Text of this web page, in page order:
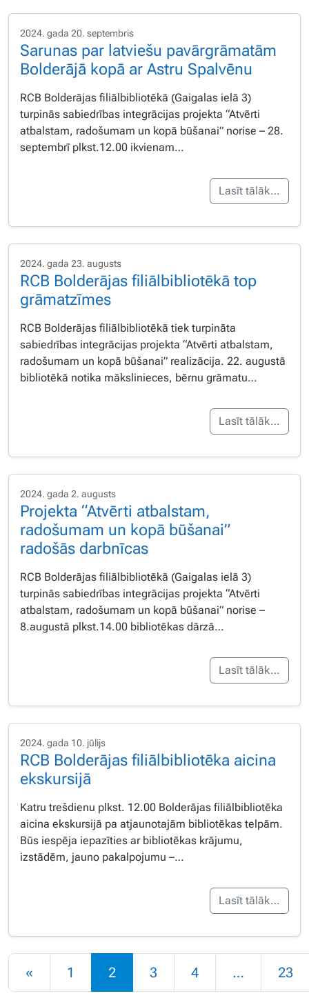
2024. gada 20. septembris
Sarunas par latviešu pavārgrāmatām
Bolderājā kopā ar Astru Spalvēnu
RCB Bolderājas filiālbibliotēkā (Gaigalas ielā 3)
turpinās sabiedrības integrācijas projekta “Atvērti
atbalstam, radošumam un kopā būšanai” norise – 28.
septembrī plkst.12.00 ikvienam…
Lasīt tālāk…
2024. gada 23. augusts
RCB Bolderājas filiālbibliotēkā top
grāmatzīmes
RCB Bolderājas filiālbibliotēkā tiek turpināta
sabiedrības integrācijas projekta “Atvērti atbalstam,
radošumam un kopā būšanai” realizācija. 22. augustā
bibliotēkā notika mākslinieces, bērnu grāmatu…
Lasīt tālāk…
2024. gada 2. augusts
Projekta “Atvērti atbalstam,
radošumam un kopā būšanai”
radošās darbnīcas
RCB Bolderājas filiālbibliotēkā (Gaigalas ielā 3)
turpinās sabiedrības integrācijas projekta “Atvērti
atbalstam, radošumam un kopā būšanai” norise –
8.augustā plkst.14.00 bibliotēkas dārzā…
Lasīt tālāk…
2024. gada 10. jūlijs
RCB Bolderājas filiālbibliotēka aicina
ekskursijā
Katru trešdienu plkst. 12.00 Bolderājas filiālbibliotēka
aicina ekskursijā pa atjaunotajām bibliotēkas telpām.
Būs iespēja iepazīties ar bibliotēkas krājumu,
izstādēm, jauno pakalpojumu –…
Lasīt tālāk…
Rakstu navigācija
« 1 2 3 4 … 23